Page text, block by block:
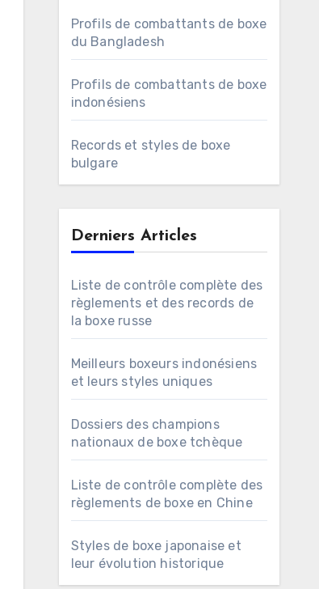
Profils de combattants de boxe
du Bangladesh
Profils de combattants de boxe
indonésiens
Records et styles de boxe
bulgare
Derniers Articles
Liste de contrôle complète des
règlements et des records de
la boxe russe
Meilleurs boxeurs indonésiens
et leurs styles uniques
Dossiers des champions
nationaux de boxe tchèque
Liste de contrôle complète des
règlements de boxe en Chine
Styles de boxe japonaise et
leur évolution historique